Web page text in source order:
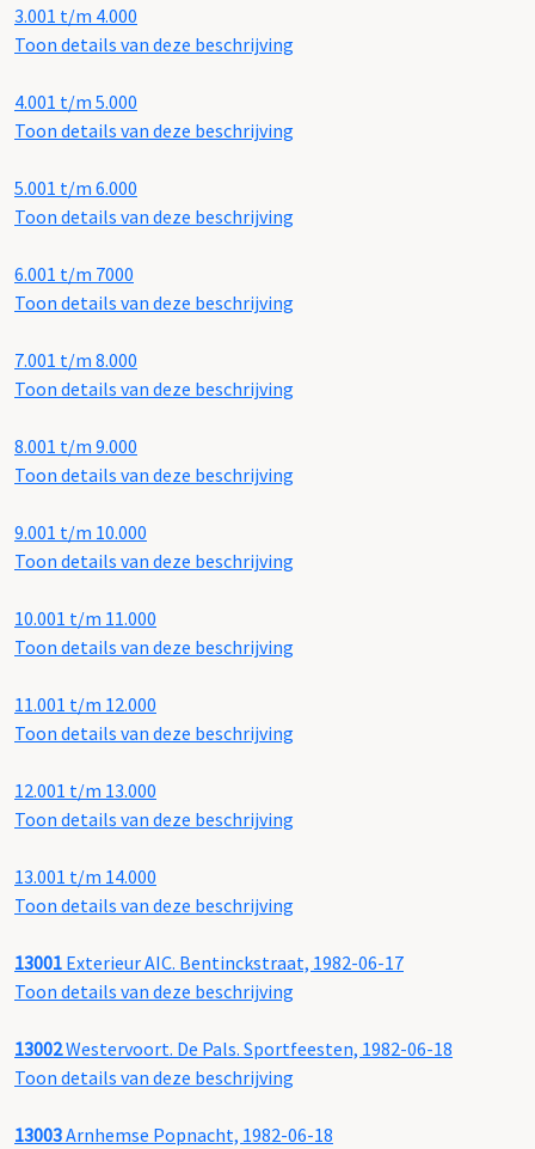
3.001 t/m 4.000
Toon details van deze beschrijving
4.001 t/m 5.000
Toon details van deze beschrijving
5.001 t/m 6.000
Toon details van deze beschrijving
6.001 t/m 7000
Toon details van deze beschrijving
7.001 t/m 8.000
Toon details van deze beschrijving
8.001 t/m 9.000
Toon details van deze beschrijving
9.001 t/m 10.000
Toon details van deze beschrijving
10.001 t/m 11.000
Toon details van deze beschrijving
11.001 t/m 12.000
Toon details van deze beschrijving
12.001 t/m 13.000
Toon details van deze beschrijving
13.001 t/m 14.000
Toon details van deze beschrijving
13001 Exterieur AIC. Bentinckstraat, 1982-06-17
Toon details van deze beschrijving
13002Westervoort. De Pals. Sportfeesten, 1982-06-18
Toon details van deze beschrijving
13003Arnhemse Popnacht, 1982-06-18